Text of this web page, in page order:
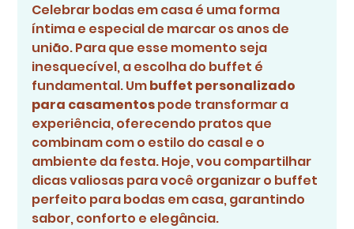
Celebrar bodas em casa é uma forma
íntima e especial de marcar os anos de
união. Para que esse momento seja
inesquecível, a escolha do buffet é
fundamental. Um buffet personalizado
para casamentos pode transformar a
experiência, oferecendo pratos que
combinam com o estilo do casal e o
ambiente da festa. Hoje, vou compartilhar
dicas valiosas para você organizar o buffet
perfeito para bodas em casa, garantindo
sabor, conforto e elegância.